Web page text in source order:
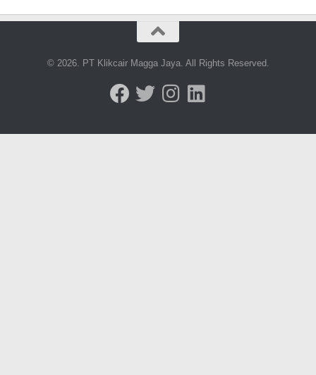
© 2026. PT Klikcair Magga Jaya. All Rights Reserved.